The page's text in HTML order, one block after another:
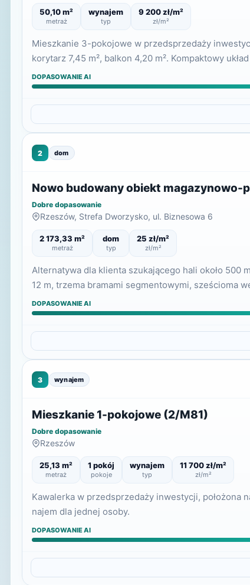
50,10 m²
metraż
wynajem
typ
9 200 zł/m²
zł/m²
Mieszkanie 3-pokojowe w przedsprzedaży
korytarz 7,45 m², balkon 4,20 m². Kompaktowy
DOPASOWANIE AI
2 dom
Nowo budowany obiekt magazynowo-
Dobre dopasowanie
Rzeszów, Strefa Dworzysko, ul. Biznesowa 6
2 173,33 m²
metraż
dom
typ
25 zł/m²
zł/m²
Alternatywa dla klienta szukającego hali około 500
12 m, trzema bramami segmentowymi, sześcioma
DOPASOWANIE AI
3 wynajem
Mieszkanie 1-pokojowe (2/M81)
Dobre dopasowanie
Rzeszów
25,13 m²
metraż
1 pokój
pokoje
wynajem
typ
11 700 zł/m²
zł/m²
Kawalerka w przedsprzedaży inwestycji, położona
najem dla jednej osoby.
DOPASOWANIE AI